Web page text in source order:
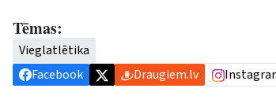
Tēmas:
Vieglatlētika
Facebook
Draugiem.lv